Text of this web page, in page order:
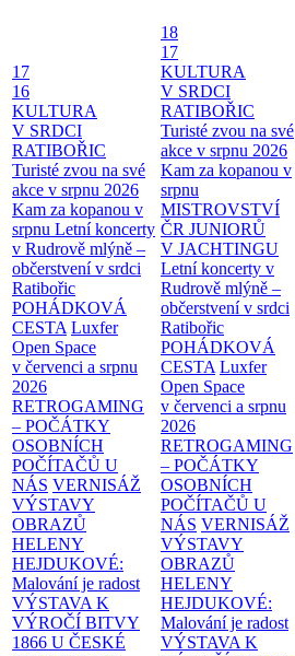
17
16
KULTURA
V SRDCI
RATIBOŘIC
Turisté zvou na své
akce v srpnu 2026
Kam za kopanou v
srpnu Letní koncerty
v Rudrově mlýně –
občerstvení v srdci
Ratibořic
POHÁDKOVÁ
CESTA Luxfer
Open Space
v červenci a srpnu
2026
RETROGAMING
– POČÁTKY
OSOBNÍCH
POČÍTAČŮ U
NÁS VERNISÁŽ
VÝSTAVY
OBRAZŮ
HELENY
HEJDUKOVÉ:
Malování je radost
VÝSTAVA K
VÝROČÍ BITVY
1866 U ČESKÉ
18
17
KULTURA
V SRDCI
RATIBOŘIC
Turisté zvou na své
akce v srpnu 2026
Kam za kopanou v
srpnu
MISTROVSTVÍ
ČR JUNIORŮ
V JACHTINGU
Letní koncerty v
Rudrově mlýně –
občerstvení v srdci
Ratibořic
POHÁDKOVÁ
CESTA Luxfer
Open Space
v červenci a srpnu
2026
RETROGAMING
– POČÁTKY
OSOBNÍCH
POČÍTAČŮ U
NÁS VERNISÁŽ
VÝSTAVY
OBRAZŮ
HELENY
HEJDUKOVÉ:
Malování je radost
VÝSTAVA K